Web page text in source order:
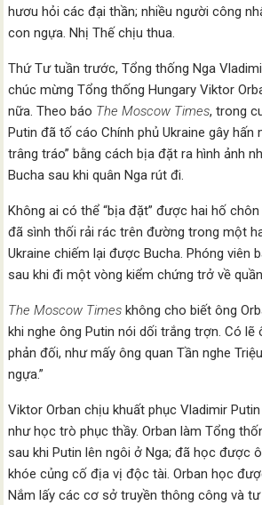
hươu hỏi các đại thần; nhiều người công
con ngựa. Nhị Thế chịu thua.
Thứ Tư tuần trước, Tổng thống Nga
chúc mừng Tổng thống Hungary Viktor
nữa. Theo báo The Moscow Times, trong
Putin đã tố cáo Chính phủ Ukraine gây hấn
trâng tráo” bằng cách bịa đặt ra hình ảnh
Bucha sau khi quân Nga rút đi.
Không ai có thể “bịa đặt” được hai hố
đã sình thối rải rác trên đường trong một
Ukraine chiếm lại được Bucha. Phóng viên
sau khi đi một vòng kiểm chứng trở về
The Moscow Times không cho biết ông
khi nghe ông Putin nói dối trắng trợn. Có lẽ
phản đối, như mấy ông quan Tần nghe
ngựa.”
Viktor Orban chịu khuất phục Vladimir
như học trò phục thầy. Orban làm Tổng
sau khi Putin lên ngôi ở Nga; đã học được
khóe củng cố địa vị độc tài. Orban học
Nắm lấy các cơ sở truyền thông công và